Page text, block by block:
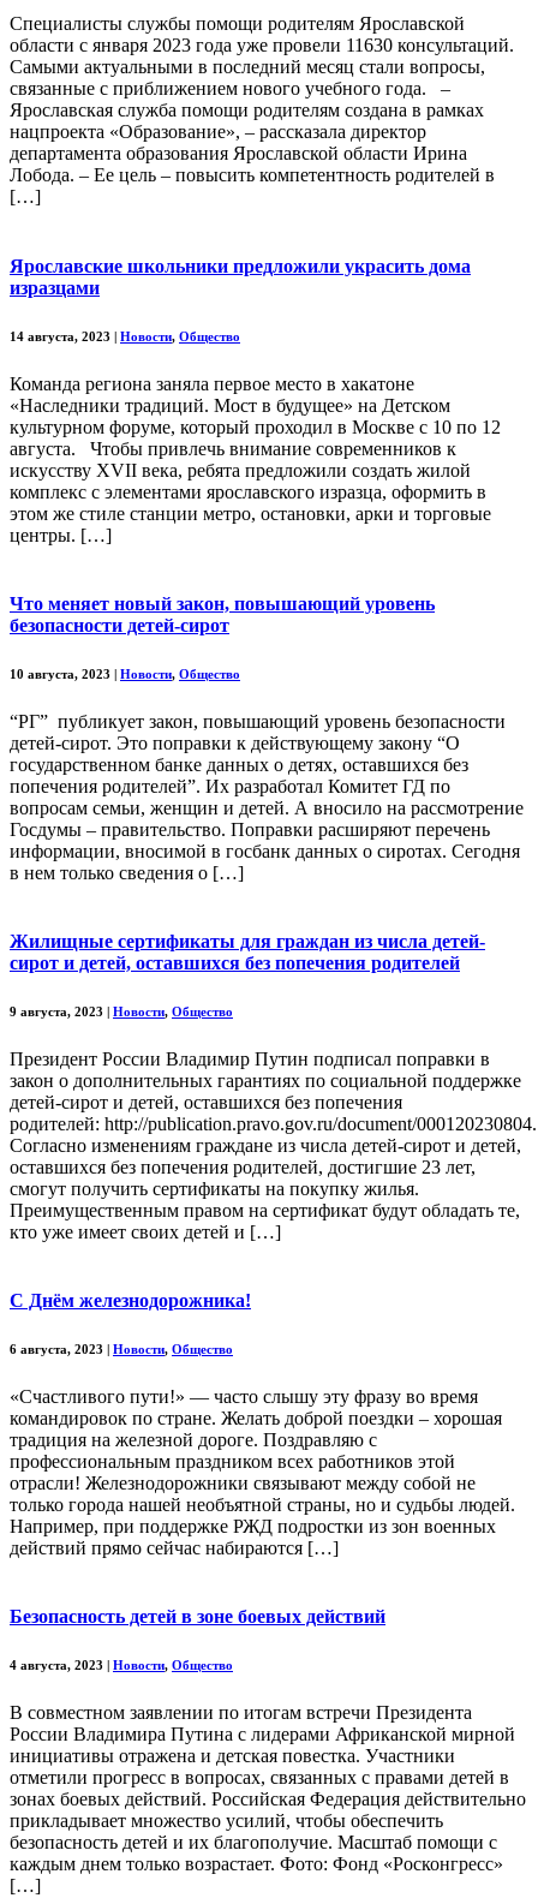
Специалисты службы помощи родителям Ярославской
области с января 2023 года уже провели 11630 консультаций.
Самыми актуальными в последний месяц стали вопросы,
связанные с приближением нового учебного года. –
Ярославская служба помощи родителям создана в рамках
нацпроекта «Образование», – рассказала директор
департамента образования Ярославской области Ирина
Лобода. – Ее цель – повысить компетентность родителей в
[…]
Ярославские школьники предложили украсить дома
изразцами
14 августа, 2023 | Новости, Общество
Команда региона заняла первое место в хакатоне
«Наследники традиций. Мост в будущее» на Детском
культурном форуме, который проходил в Москве с 10 по 12
августа. Чтобы привлечь внимание современников к
искусству XVII века, ребята предложили создать жилой
комплекс с элементами ярославского изразца, оформить в
этом же стиле станции метро, остановки, арки и торговые
центры. […]
Что меняет новый закон, повышающий уровень
безопасности детей-сирот
10 августа, 2023 | Новости, Общество
“РГ” публикует закон, повышающий уровень безопасности
детей-сирот. Это поправки к действующему закону “О
государственном банке данных о детях, оставшихся без
попечения родителей”. Их разработал Комитет ГД по
вопросам семьи, женщин и детей. А вносило на рассмотрение
Госдумы – правительство. Поправки расширяют перечень
информации, вносимой в госбанк данных о сиротах. Сегодня
в нем только сведения о […]
Жилищные сертификаты для граждан из числа детей-
сирот и детей, оставшихся без попечения родителей
9 августа, 2023 | Новости, Общество
Президент России Владимир Путин подписал поправки в
закон о дополнительных гарантиях по социальной поддержке
детей-сирот и детей, оставшихся без попечения
родителей: http://publication.pravo.gov.ru/document/
Согласно изменениям граждане из числа детей-сирот и детей,
оставшихся без попечения родителей, достигшие 23 лет,
смогут получить сертификаты на покупку жилья.
Преимущественным правом на сертификат будут обладать те,
кто уже имеет своих детей и […]
С Днём железнодорожника!
6 августа, 2023 Новости, Общество
«Счастливого пути!» — часто слышу эту фразу во время
командировок по стране. Желать доброй поездки – хорошая
традиция на железной дороге. Поздравляю с
профессиональным праздником всех работников этой
отрасли! Железнодорожники связывают между собой не
только города нашей необъятной страны, но и судьбы людей.
Например, при поддержке РЖД подростки из зон военных
действий прямо сейчас набираются […]
Безопасность детей в зоне боевых действий
4 августа, 2023 Новости, Общество
В совместном заявлении по итогам встречи Президента
России Владимира Путина с лидерами Африканской мирной
инициативы отражена и детская повестка. Участники
отметили прогресс в вопросах, связанных с правами детей в
зонах боевых действий. Российская Федерация действительно
прикладывает множество усилий, чтобы обеспечить
безопасность детей и их благополучие. Масштаб помощи с
каждым днем только возрастает. Фото: Фонд «Росконгресс»
[…]